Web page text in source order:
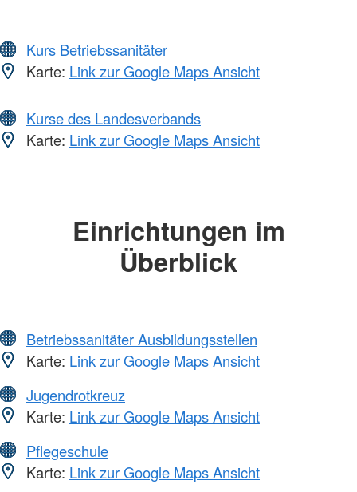
Kurs Betriebssanitäter
Karte: Link zur Google Maps Ansicht
Kurse des Landesverbands
Karte: Link zur Google Maps Ansicht
Einrichtungen im
Überblick
Betriebssanitäter Ausbildungsstellen
Karte: Link zur Google Maps Ansicht
Jugendrotkreuz
Karte: Link zur Google Maps Ansicht
Pflegeschule
Karte: Link zur Google Maps Ansicht